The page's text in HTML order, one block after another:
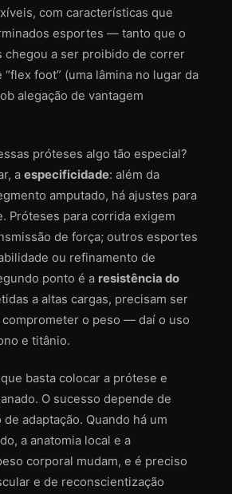
com características que
esportes — tanto que o
chegou a ser proibido de correr
foot” (uma lâmina no lugar da
alegação de vantagem
próteses algo tão especial?
a especificidade: além da
amputado, há ajustes para
Próteses para corrida exigem
de força; outros esportes
ou refinamento de
ponto é a resistência do
a altas cargas, precisam ser
o peso — daí o uso
e titânio.
basta colocar a prótese e
O sucesso depende de
adaptação. Quando há um
a anatomia local e a
corporal mudam, e é preciso
e de reconscientização